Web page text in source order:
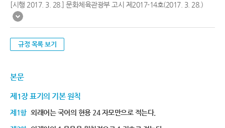
[시행 2017. 3. 28.] 문화체육관광부 고시 제2017-14호(2017. 3. 28.)
규정 목록 보기
본문
제1장 표기의 기본 원칙
제1항 외래어는 국어의 현용 24 자모만으로 적는다.